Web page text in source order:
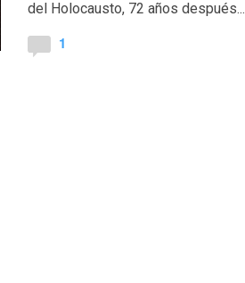
del Holocausto, 72 años después...
1